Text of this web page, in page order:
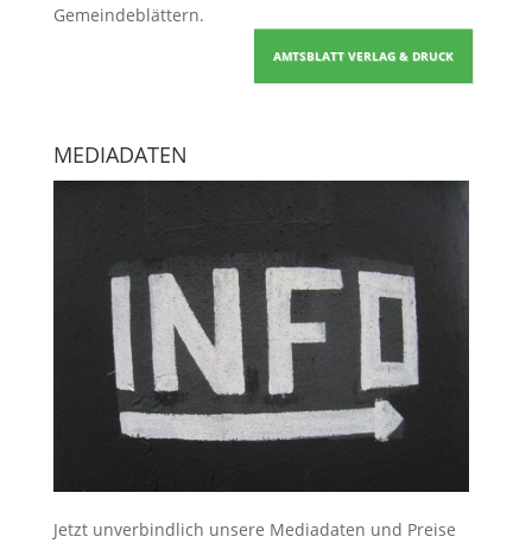
Gemeindeblättern.
AMTSBLATT VERLAG & DRUCK
MEDIADATEN
Jetzt unverbindlich unsere Mediadaten und Preise